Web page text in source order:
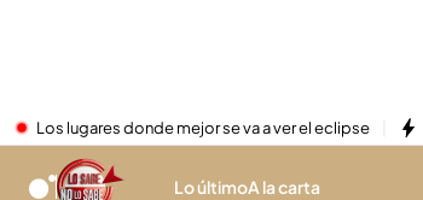
Los lugares donde mejor se va a ver el eclipse
Lo últimoA la carta